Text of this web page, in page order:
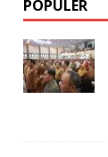
POPULER